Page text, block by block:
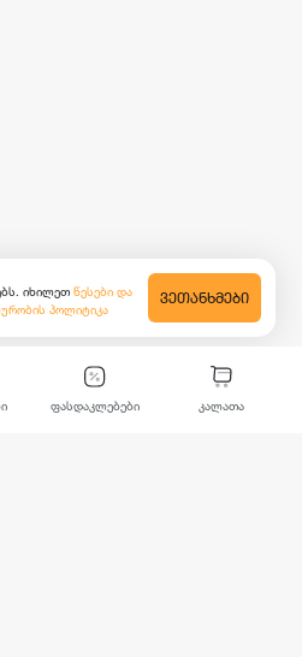
ფასდაკლებები კალათა
იხილეთ წესები და
პოლიტიკა
ᲕᲔᲗᲐᲜᲮᲛᲔᲑᲘ